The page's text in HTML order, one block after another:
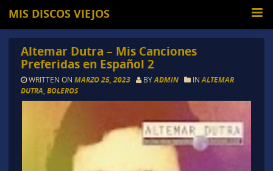
MIS DISCOS VIEJOS
Altemar Dutra – Mis Canciones
Preferidas en Español 2
WRITTEN ON MARZO 25, 2023 BYADMIN IN ALTEMAR
DUTRA BOLEROS